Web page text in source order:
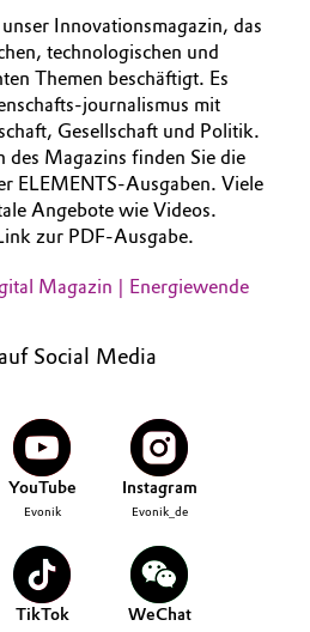
Innovationsmagazin, das
technologischen und
Themen beschäftigt. Es
journalismus mit
Gesellschaft und Politik.
des Magazins finden Sie die
ELEMENTS-Ausgaben. Viele
Angebote wie Videos.
zur PDF-Ausgabe.
Magazin | Energiewende
Social Media
YouTube
Evonik
Instagram
Evonik_de
TikTok WeChat